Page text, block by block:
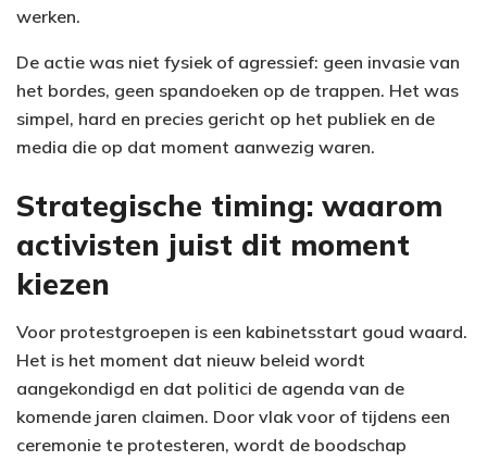
werken.
De actie was niet fysiek of agressief: geen invasie van
het bordes, geen spandoeken op de trappen. Het was
simpel, hard en precies gericht op het publiek en de
media die op dat moment aanwezig waren.
Strategische timing: waarom
activisten juist dit moment
kiezen
Voor protestgroepen is een kabinetsstart goud waard.
Het is het moment dat nieuw beleid wordt
aangekondigd en dat politici de agenda van de
komende jaren claimen. Door vlak voor of tijdens een
ceremonie te protesteren, wordt de boodschap